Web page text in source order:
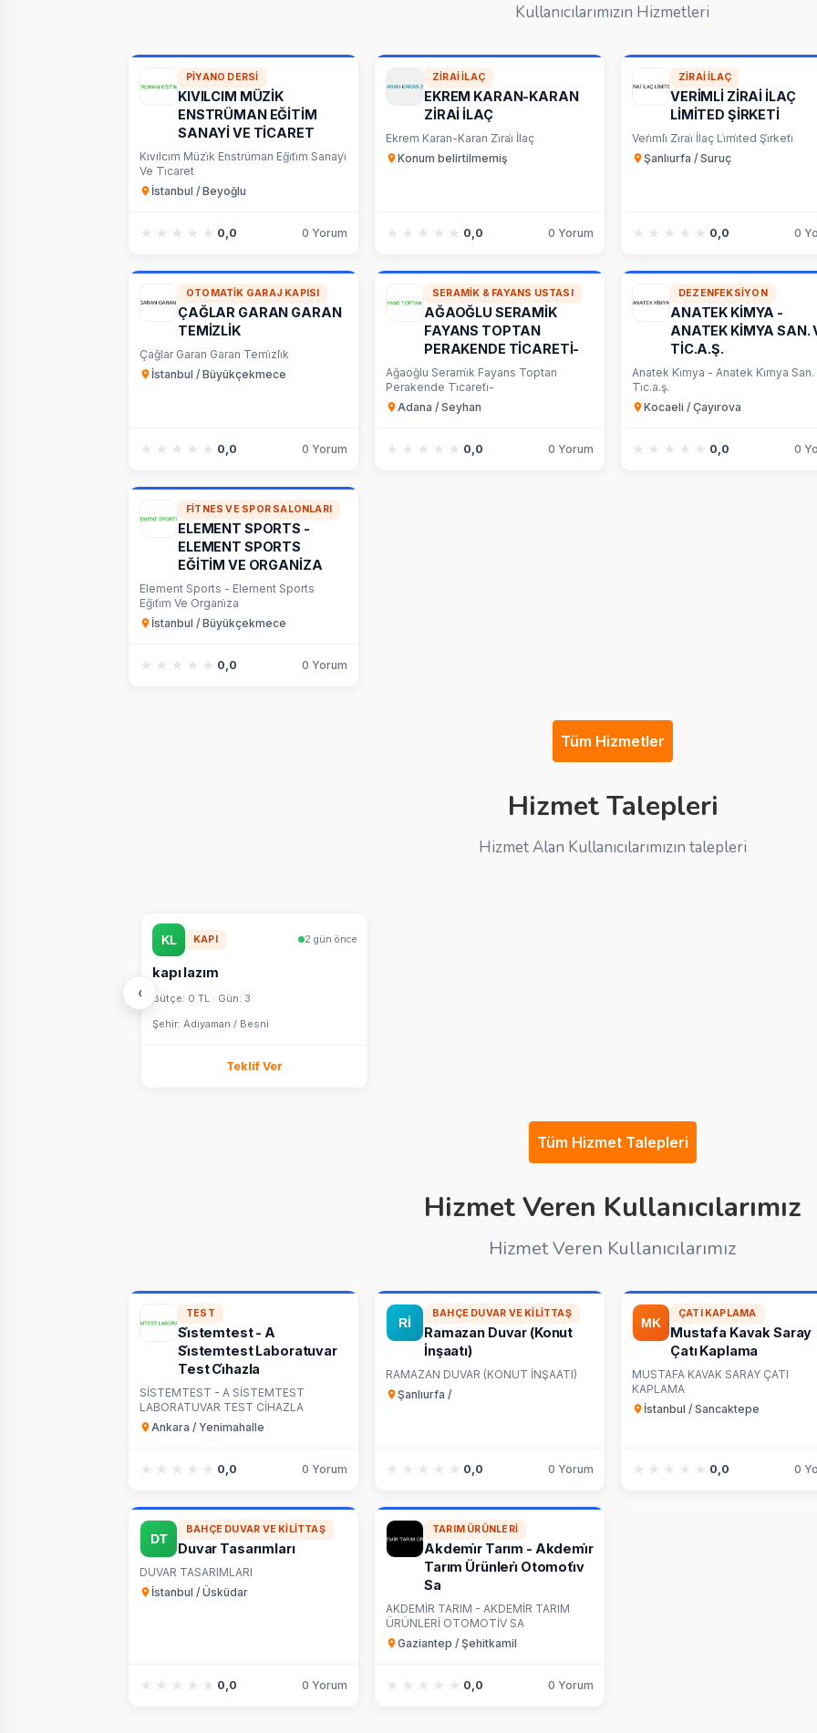
Kullanıcılarımızın Hizmetleri
PIYANO DERSI
KIVILCIM MÜZİK
ENSTRÜMAN EĞİTİM
SANAYİ VE TİCARET
Kıvılcım Müzi̇k Enstrüman Eği̇ti̇m Sanayi̇
Ve Ti̇caret
İstanbul / Beyoğlu
★★★★★
★★★★★ 0,0 0 Yorum
ZIRAI İLAÇ
EKREM KARAN-KARAN
ZİRAİ İLAÇ
Ekrem Karan-Karan Zi̇rai̇ İlaç
Konum belirtilmemiş
★★★★★
★★★★★ 0,0 0 Yorum
ZIRAI İLAÇ
VERİMLİ ZİRAİ İLAÇ
LİMİTED ŞİRKETİ
Veri̇mli̇ Zi̇rai̇ İlaç Li̇mi̇ted Şi̇rketi̇
Şanlıurfa / Suruç
★★★★★
★★★★★ 0,0 0
OTOMATIK GARAJ KAPISI
ÇAĞLAR GARAN GARAN
TEMİZLİK
Çağlar Garan Garan Temi̇zli̇k
İstanbul / Büyükçekmece
★★★★★
★★★★★ 0,0 0 Yorum
SERAMIK & FAYANS USTASI
AĞAOĞLU SERAMİK
FAYANS TOPTAN
PERAKENDE TİCARETİ-
Ağaoğlu Serami̇k Fayans Toptan
Perakende Ti̇careti̇-
Adana / Seyhan
★★★★★
★★★★★ 0,0 0 Yorum
DEZENFEKSIYON
ANATEK KİMYA -
ANATEK KİMYA SAN.
TİC.A.Ş.
Anatek Ki̇mya - Anatek Ki̇mya San.
Ti̇c.a.ş.
Kocaeli / Çayırova
★★★★★
★★★★★ 0,0 0
FITNES VE SPOR SALONLARI
ELEMENT SPORTS -
ELEMENT SPORTS
EĞİTİM VE ORGANİZA
Element Sports - Element Sports
Eği̇ti̇m Ve Organi̇za
İstanbul / Büyükçekmece
★★★★★
★★★★★ 0,0 0 Yorum
Tüm Hizmetler
Hizmet Talepleri
Hizmet Alan Kullanıcılarımızın talepleri
‹
KAPI 2 gün önce
kapı lazım
Bütçe: 0 TL · Gün: 3
Şehir: Adıyaman / Besni
Teklif Ver
Tüm Hizmet Talepleri
Hizmet Veren Kullanıcılarımız
Hizmet Veren Kullanıcılarımız
TEST
Si̇stemtest - A
Si̇stemtest Laboratuvar
Test Ci̇hazla
SİSTEMTEST - A SİSTEMTEST
LABORATUVAR TEST CİHAZLA
Ankara / Yenimahalle
★★★★★
★★★★★ 0,0 0 Yorum
BAHÇE DUVAR VE KILITTAŞ
Ramazan Duvar (Konut
İnşaatı)
RAMAZAN DUVAR (KONUT İNŞAATI)
Şanlıurfa /
★★★★★
★★★★★ 0,0 0 Yorum
ÇATI KAPLAMA
Mustafa Kavak Saray
Çatı Kaplama
MUSTAFA KAVAK SARAY ÇATI
KAPLAMA
İstanbul / Sancaktepe
★★★★★
★★★★★ 0,0 0
BAHÇE DUVAR VE KILITTAŞ
Duvar Tasarımları
DUVAR TASARIMLARI
İstanbul / Üsküdar
★★★★★
★★★★★ 0,0 0 Yorum
TARIM ÜRÜNLERI
Akdemi̇r Tarım - Akdemi̇r
Tarım Ürünleri̇ Otomoti̇v
Sa
AKDEMİR TARIM - AKDEMİR TARIM
ÜRÜNLERİ OTOMOTİV SA
Gaziantep / Şehitkamil
★★★★★
★★★★★ 0,0 0 Yorum